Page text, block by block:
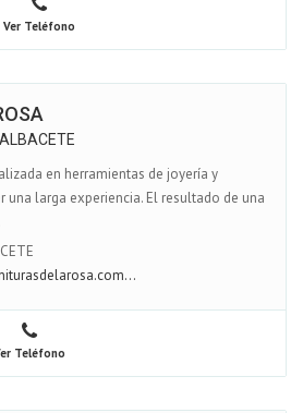
Ver Teléfono
ALBACETE
en herramientas de joyería y
una larga experiencia. El resultado de una
Teléfono